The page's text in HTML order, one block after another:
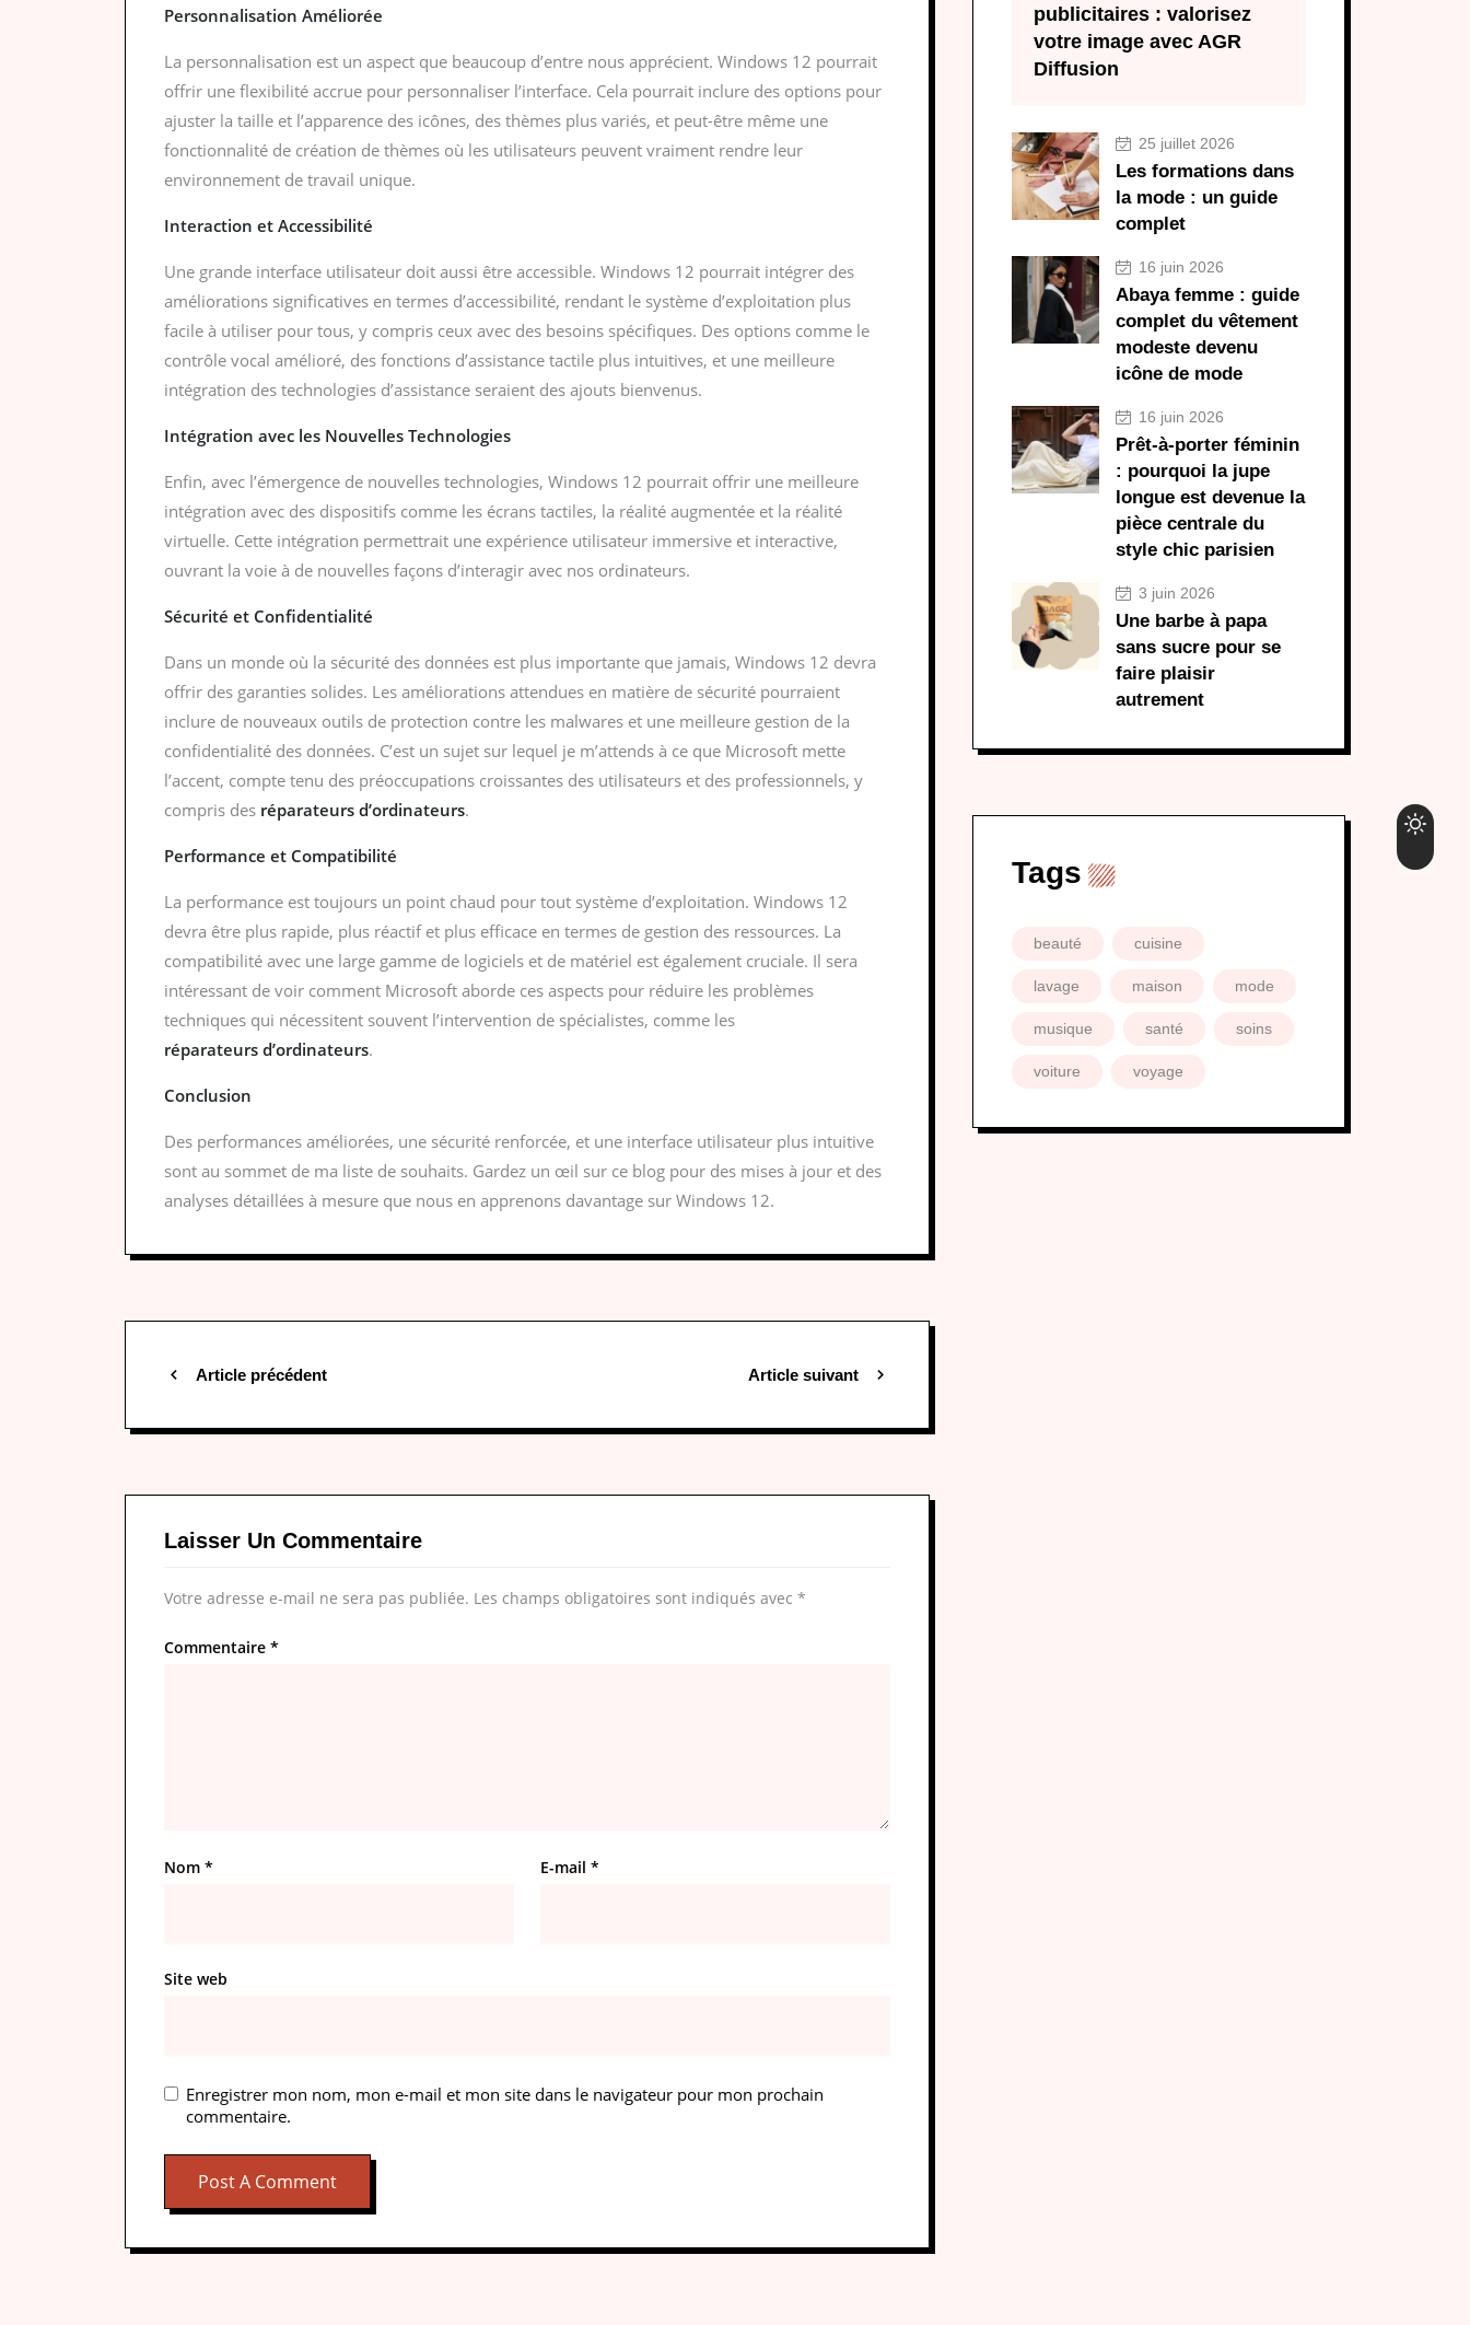
Personnalisation Améliorée
La personnalisation est un aspect que beaucoup d’entre nous apprécient. Windows 12 pourrait
offrir une flexibilité accrue pour personnaliser l’interface. Cela pourrait inclure des options pour
ajuster la taille et l’apparence des icônes, des thèmes plus variés, et peut-être même une
fonctionnalité de création de thèmes où les utilisateurs peuvent vraiment rendre leur
environnement de travail unique.
Interaction et Accessibilité
Une grande interface utilisateur doit aussi être accessible. Windows 12 pourrait intégrer des
améliorations significatives en termes d’accessibilité, rendant le système d’exploitation plus
facile à utiliser pour tous, y compris ceux avec des besoins spécifiques. Des options comme le
contrôle vocal amélioré, des fonctions d’assistance tactile plus intuitives, et une meilleure
intégration des technologies d’assistance seraient des ajouts bienvenus.
Intégration avec les Nouvelles Technologies
Enfin, avec l’émergence de nouvelles technologies, Windows 12 pourrait offrir une meilleure
intégration avec des dispositifs comme les écrans tactiles, la réalité augmentée et la réalité
virtuelle. Cette intégration permettrait une expérience utilisateur immersive et interactive,
ouvrant la voie à de nouvelles façons d’interagir avec nos ordinateurs.
Sécurité et Confidentialité
Dans un monde où la sécurité des données est plus importante que jamais, Windows 12 devra
offrir des garanties solides. Les améliorations attendues en matière de sécurité pourraient
inclure de nouveaux outils de protection contre les malwares et une meilleure gestion de la
confidentialité des données. C’est un sujet sur lequel je m’attends à ce que Microsoft mette
l’accent, compte tenu des préoccupations croissantes des utilisateurs et des professionnels, y
compris des réparateurs d’ordinateurs.
Performance et Compatibilité
La performance est toujours un point chaud pour tout système d’exploitation. Windows 12
devra être plus rapide, plus réactif et plus efficace en termes de gestion des ressources. La
compatibilité avec une large gamme de logiciels et de matériel est également cruciale. Il sera
intéressant de voir comment Microsoft aborde ces aspects pour réduire les problèmes
techniques qui nécessitent souvent l’intervention de spécialistes, comme les
réparateurs d’ordinateurs.
Conclusion
Des performances améliorées, une sécurité renforcée, et une interface utilisateur plus intuitive
sont au sommet de ma liste de souhaits. Gardez un œil sur ce blog pour des mises à jour et des
analyses détaillées à mesure que nous en apprenons davantage sur Windows 12.
Article précédent Article suivant
Laisser Un Commentaire
Votre adresse e-mail ne sera pas publiée. Les champs obligatoires sont indiqués avec *
Commentaire *
Nom * E-mail *
Site web
Enregistrer mon nom, mon e-mail et mon site dans le navigateur pour mon prochain
commentaire.
publicitaires : valorisez
votre image avec AGR
Diffusion
25 juillet 2026
Les formations dans
la mode : un guide
complet
16 juin 2026
Abaya femme : guide
complet du vêtement
modeste devenu
icône de mode
16 juin 2026
Prêt-à-porter féminin
: pourquoi la jupe
longue est devenue la
pièce centrale du
style chic parisien
3 juin 2026
Une barbe à papa
sans sucre pour se
faire plaisir
autrement
Tags
beauté cuisine
lavage maison mode
musique santé soins
voiture voyage